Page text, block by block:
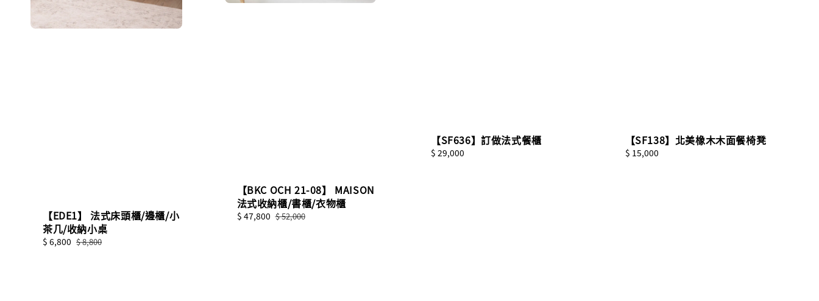
【EDE1】 法式床頭櫃/邊櫃/小
茶几/收納小桌
Sale
$ 6,800 Regular
$ 8,800
【BKC OCH 21-08】 MAISON
法式收納櫃/書櫃/衣物櫃
Sale
$ 47,800 Regular
$ 52,000
【SF636】訂做法式餐櫃
Regular
$ 29,000
【SF138】北美橡木木面餐椅凳
Regular
$ 15,000